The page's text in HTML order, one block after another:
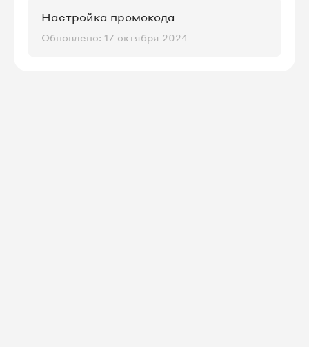
Настройка промокода
Обновлено: 17 октября 2024